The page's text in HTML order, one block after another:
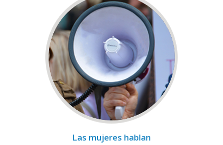
Las mujeres hablan